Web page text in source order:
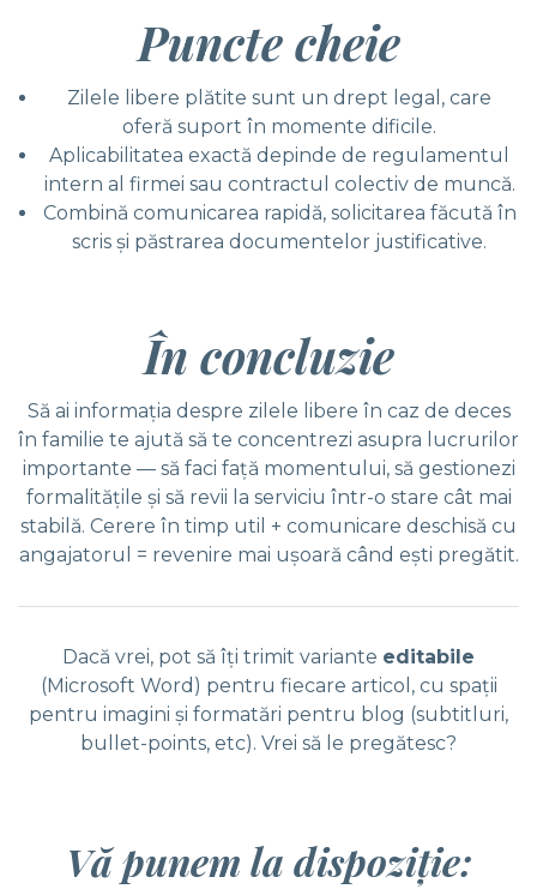
Puncte cheie
Zilele libere plătite sunt un drept legal, care
oferă suport în momente dificile.
Aplicabilitatea exactă depinde de regulamentul
intern al firmei sau contractul colectiv de muncă.
Combină comunicarea rapidă, solicitarea făcută în
scris şi păstrarea documentelor justificative.
În concluzie
Să ai informaţia despre zilele libere în caz de deces
în familie te ajută să te concentrezi asupra lucrurilor
importante — să faci faţă momentului, să gestionezi
formalităţile şi să revii la serviciu într-o stare cât mai
stabilă. Cerere în timp util + comunicare deschisă cu
angajatorul = revenire mai uşoară când eşti pregătit.
Dacă vrei, pot să îţi trimit variante editabile
(Microsoft Word) pentru fiecare articol, cu spaţii
pentru imagini şi formatări pentru blog (subtitluri,
bullet-points, etc). Vrei să le pregătesc?
Vă punem la dispoziție: